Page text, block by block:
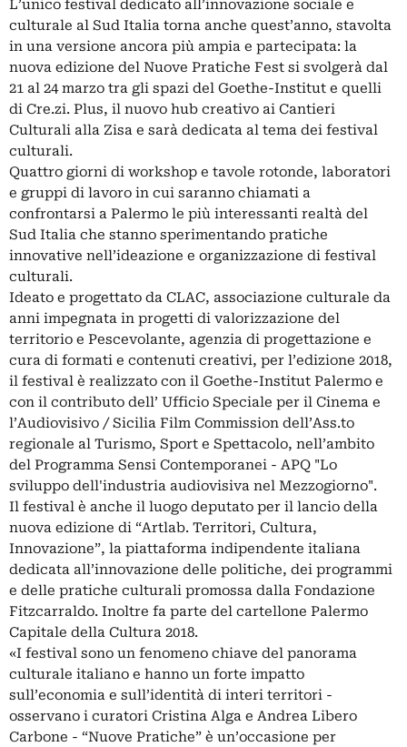
L’unico festival dedicato all’innovazione sociale e
culturale al Sud Italia torna anche quest’anno, stavolta
in una versione ancora più ampia e partecipata: la
nuova edizione del Nuove Pratiche Fest si svolgerà dal
21 al 24 marzo tra gli spazi del Goethe-Institut e quelli
di Cre.zi. Plus, il nuovo hub creativo ai Cantieri
Culturali alla Zisa e sarà dedicata al tema dei festival
culturali.
Quattro giorni di workshop e tavole rotonde, laboratori
e gruppi di lavoro in cui saranno chiamati a
confrontarsi a Palermo le più interessanti realtà del
Sud Italia che stanno sperimentando pratiche
innovative nell’ideazione e organizzazione di festival
culturali.
Ideato e progettato da CLAC, associazione culturale da
anni impegnata in progetti di valorizzazione del
territorio e Pescevolante, agenzia di progettazione e
cura di formati e contenuti creativi, per l’edizione 2018,
il festival è realizzato con il Goethe-Institut Palermo e
con il contributo dell’ Ufficio Speciale per il Cinema e
l’Audiovisivo / Sicilia Film Commission dell’Ass.to
regionale al Turismo, Sport e Spettacolo, nell’ambito
del Programma Sensi Contemporanei - APQ "Lo
sviluppo dell'industria audiovisiva nel Mezzogiorno".
Il festival è anche il luogo deputato per il lancio della
nuova edizione di “Artlab. Territori, Cultura,
Innovazione”, la piattaforma indipendente italiana
dedicata all’innovazione delle politiche, dei programmi
e delle pratiche culturali promossa dalla Fondazione
Fitzcarraldo. Inoltre fa parte del cartellone Palermo
Capitale della Cultura 2018.
«I festival sono un fenomeno chiave del panorama
culturale italiano e hanno un forte impatto
sull’economia e sull’identità di interi territori -
osservano i curatori Cristina Alga e Andrea Libero
Carbone - “Nuove Pratiche” è un’occasione per